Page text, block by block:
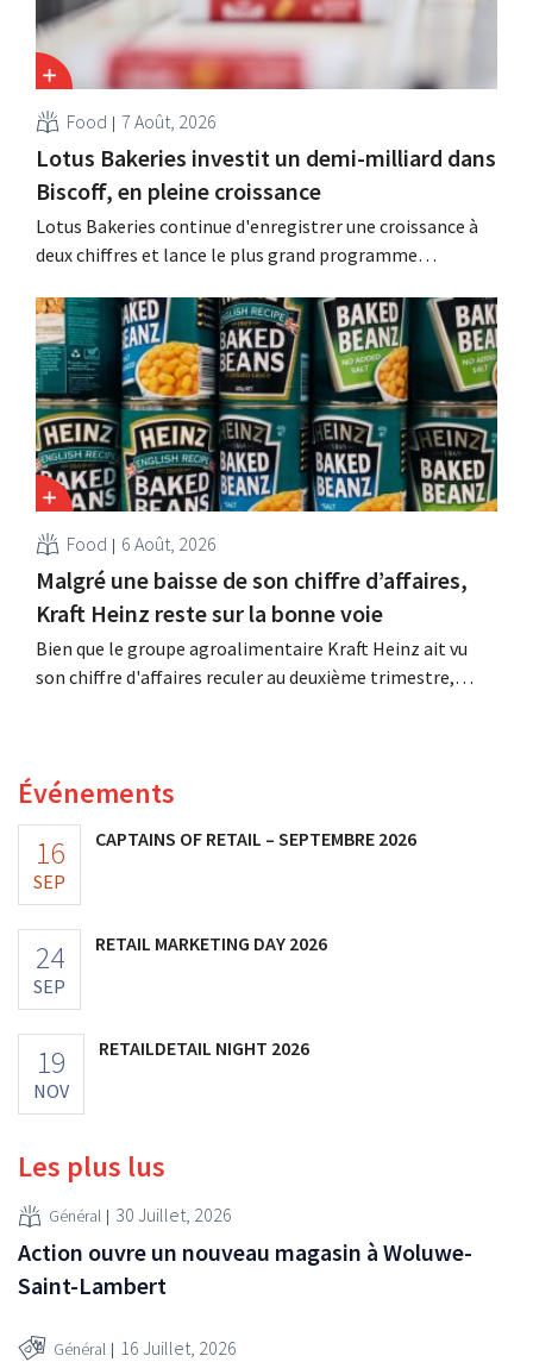
Food 7 Août, 2026
Lotus Bakeries investit un demi-milliard dans
Biscoff, en pleine croissance
Lotus Bakeries continue d'enregistrer une croissance à
deux chiffres et lance le plus grand programme
capacité de production de Biscoff : « Nous devons saisir
cette opportunité ».
Food 6 Août, 2026
Malgré une baisse de son chiffre d’affaires,
Kraft Heinz reste sur la bonne voie
Bien que le groupe agroalimentaire Kraft Heinz ait vu
son chiffre d'affaires reculer au deuxième trimestre,
Événements
16
SEP
CAPTAINS OF RETAIL – SEPTEMBRE 2026
24
SEP
RETAIL MARKETING DAY 2026
19
NOV
RETAILDETAIL NIGHT 2026
Les plus lus
Général 30 Juillet, 2026
Action ouvre un nouveau magasin à Woluwe-
Saint-Lambert
Général 16 Juillet, 2026